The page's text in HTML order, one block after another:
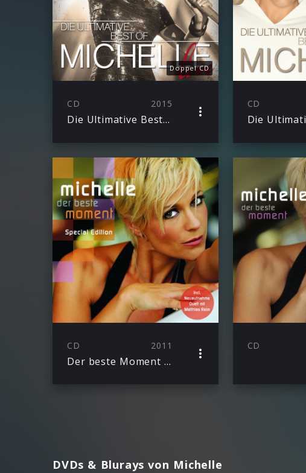
Doppel CD
CD 2015
Die Ultimative Best Of – Live
CD
CD 2011
Der beste Moment (Special Edition)
CD
DVDs & Blurays von Michelle